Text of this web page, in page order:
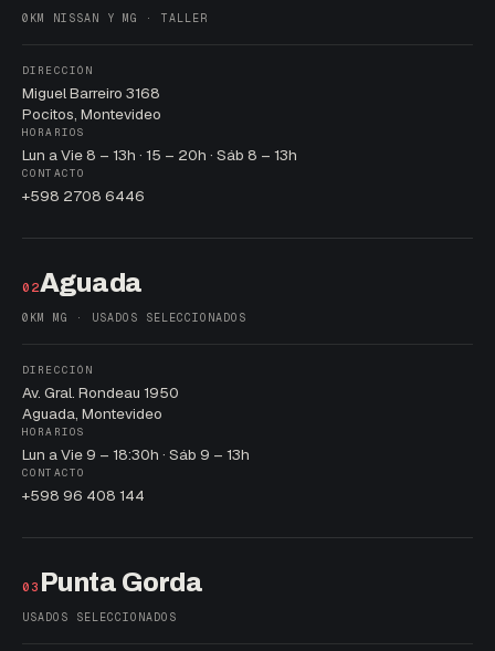
0KM NISSAN Y MG · TALLER
DIRECCIÓN
Miguel Barreiro 3168
Pocitos, Montevideo
HORARIOS
Lun a Vie 8 – 13h · 15 – 20h · Sáb 8 – 13h
CONTACTO
+598 2708 6446
02Aguada
0KM MG · USADOS SELECCIONADOS
DIRECCIÓN
Av. Gral. Rondeau 1950
Aguada, Montevideo
HORARIOS
Lun a Vie 9 – 18:30h · Sáb 9 – 13h
CONTACTO
+598 96 408 144
03 Punta Gorda
USADOS SELECCIONADOS